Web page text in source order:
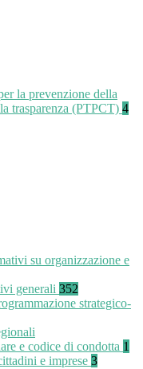
la prevenzione della
trasparenza (PTPCT) 4
su organizzazione e
generali 352
strategico-
e codice di condotta 1
e imprese 3